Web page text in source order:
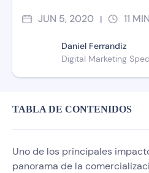
JUN 5, 2020 | 11 MIN
Daniel Ferrandiz
Digital Marketing
TABLA DE CONTENIDOS
Uno de los principales
panorama de la